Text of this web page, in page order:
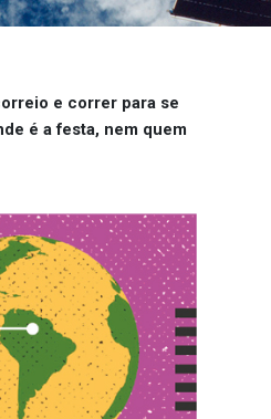
e correr para se
é a festa, nem quem